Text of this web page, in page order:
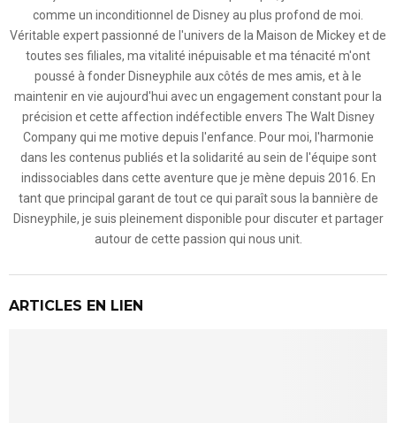
comme un inconditionnel de Disney au plus profond de moi.
Véritable expert passionné de l'univers de la Maison de Mickey et de
toutes ses filiales, ma vitalité inépuisable et ma ténacité m'ont
poussé à fonder Disneyphile aux côtés de mes amis, et à le
maintenir en vie aujourd'hui avec un engagement constant pour la
précision et cette affection indéfectible envers The Walt Disney
Company qui me motive depuis l'enfance. Pour moi, l'harmonie
dans les contenus publiés et la solidarité au sein de l'équipe sont
indissociables dans cette aventure que je mène depuis 2016. En
tant que principal garant de tout ce qui paraît sous la bannière de
Disneyphile, je suis pleinement disponible pour discuter et partager
autour de cette passion qui nous unit.
ARTICLES EN LIEN